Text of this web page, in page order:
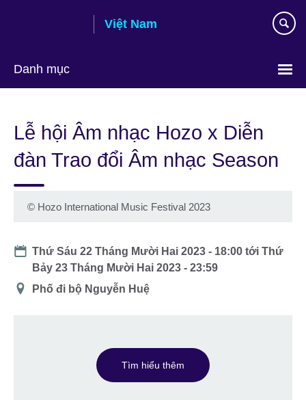
Việt Nam
Danh mục
language
Lễ hội Âm nhạc Hozo x Diễn
đàn Trao đổi Âm nhạc Season
© Hozo International Music Festival 2023
Date
Thứ Sáu 22 Tháng Mười Hai 2023 - 18:00 tớiThứ
Bảy 23 Tháng Mười Hai 2023 - 23:59
Địa
Phố đi bộ Nguyễn Huệ
Tìm hiểu thêm